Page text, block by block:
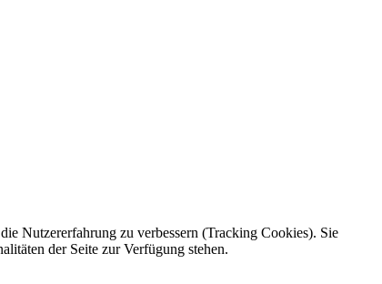
Nutzererfahrung zu verbessern (Tracking Cookies). Sie
der Seite zur Verfügung stehen.